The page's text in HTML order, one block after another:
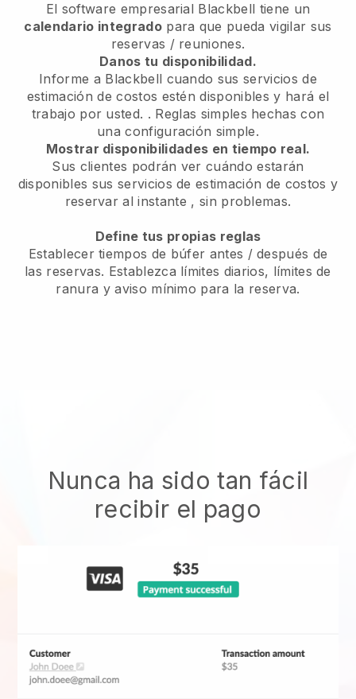
El software empresarial Blackbell tiene un
calendario integradopara que pueda vigilar sus
reservas / reuniones.
Danos tu disponibilidad.
Informe a Blackbell cuando sus servicios de
estimación de costos estén disponibles y hará el
trabajo por usted. . Reglas simples hechas con
una configuración simple.
Mostrar disponibilidades en tiempo real.
Sus clientes podrán ver cuándo estarán
disponibles sus servicios de estimación de costos y
reservar al instante , sin problemas.
Define tus propias reglas
Establecer tiempos de búfer antes / después de
las reservas. Establezca límites diarios, límites de
ranura y aviso mínimo para la reserva.
Nunca ha sido tan fácil
recibir el pago